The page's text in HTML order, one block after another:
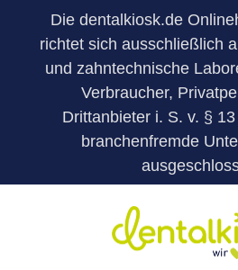
Die dentalkiosk.de
richtet sich ausschließlich
und zahntechnische
Verbraucher,
Drittanbieter i. S. v. §
branchenfremde
Zum Hauptinhalt springen